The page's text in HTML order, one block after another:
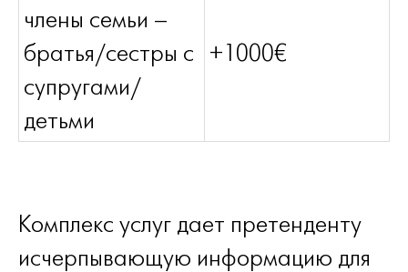
члены семьи –
братья/сестры с
супругами/
детьми
+1000€
Комплекс услуг дает претенденту
исчерпывающую информацию для